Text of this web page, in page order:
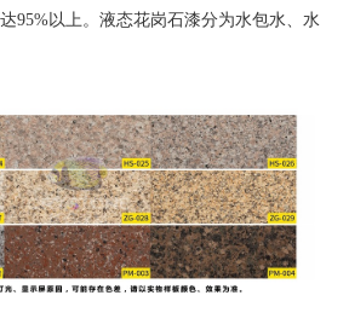
95%以上。液态花岗石漆分为水包水、水